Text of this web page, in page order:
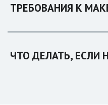
ТРЕБОВАНИЯ К
ЧТО ДЕЛАТЬ, ЕСЛИ